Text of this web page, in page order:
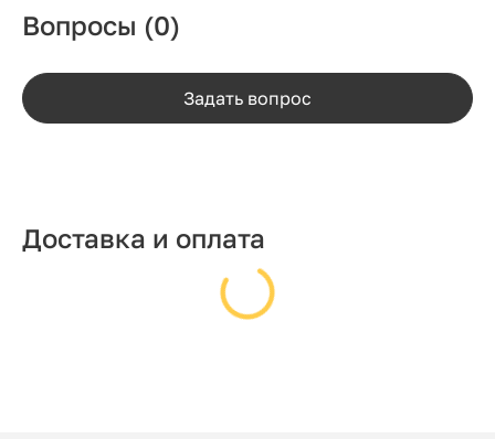
Вопросы (0)
Задать вопрос
Доставка и оплата